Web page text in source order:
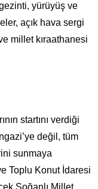
yürüyüş ve
açık hava sergi
millet kıraathanesi
startını verdiği
değil, tüm
sunmaya
Toplu Konut İdaresi
Soğanlı Millet